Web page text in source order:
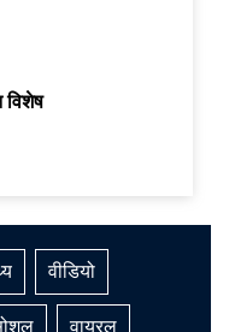
वीडियो
वायरल